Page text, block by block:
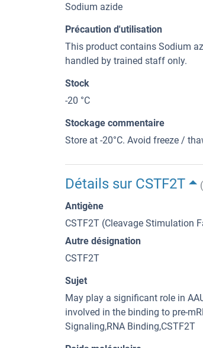
Sodium azide
Précaution d'utilisation
This product contains Sodium
handled by trained staff only.
Stock
-20 °C
Stockage commentaire
Store at -20°C. Avoid freeze /
Détails sur CSTF2T
Antigène
CSTF2T (Cleavage Stimulation
Autre désignation
CSTF2T
Sujet
May play a significant role in
involved in the binding to pre-
Signaling,RNA Binding,CSTF2T